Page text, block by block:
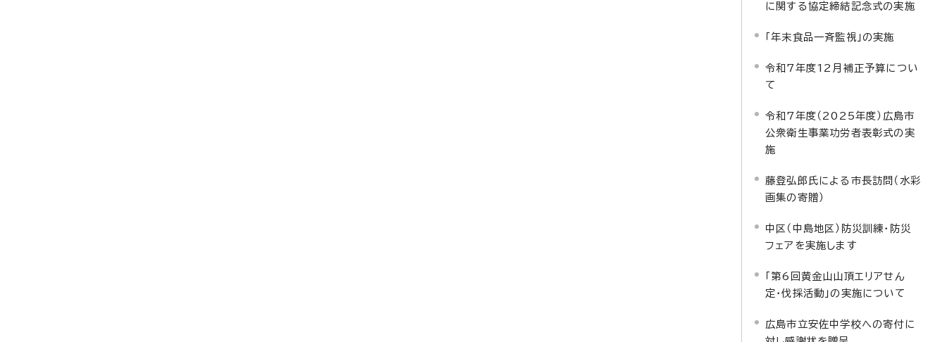
に関する協定締結記念式の実施
「年末食品一斉監視」の実施
令和7年度12月補正予算につい
て
令和7年度（2025年度）広島市
公衆衛生事業功労者表彰式の実
施
藤登弘郎氏による市長訪問（水彩
画集の寄贈）
中区（中島地区）防災訓練・防災
フェアを実施します
「第6回黄金山山頂エリアせん
定・伐採活動」の実施について
広島市立安佐中学校への寄付に